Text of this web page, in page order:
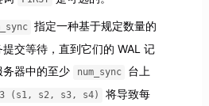
指定一种基于规定数量的
交等待，直到它们的 WAL 记
器中的至少
num_sync
台上
3 (s1, s2, s3, s4)
将导致每